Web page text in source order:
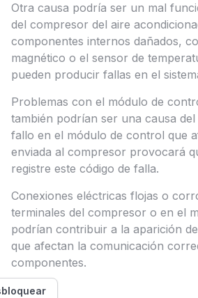
Otra causa podría ser un mal
del compresor del aire
componentes internos dañados,
magnético o el sensor de
pueden producir fallas en el
Problemas con el módulo de
también podrían ser una causa
fallo en el módulo de control que
enviada al compresor provocará
registre este código de falla.
Conexiones eléctricas flojas o
terminales del compresor o en el
podrían contribuir a la aparición
que afectan la comunicación
componentes.